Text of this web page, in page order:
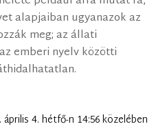
alapjaiban ugyanazok az
meg; az állati
emberi nyelv közötti
április 4. hétfő-n 14:56 közelében